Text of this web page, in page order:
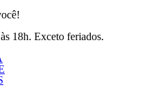
18h. Exceto feriados.